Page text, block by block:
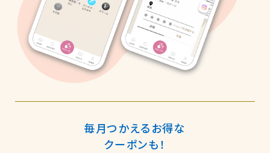
毎月つかえるお得な
クーポンも！